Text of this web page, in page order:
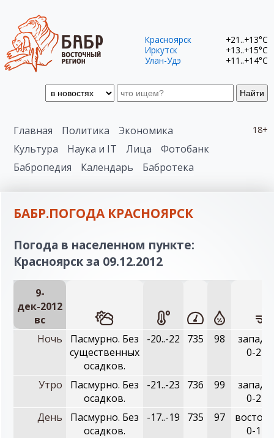
Найти
Красноярск
+21..+13°C
Иркутск
+13..+15°C
Улан-Удэ
+11..+14°C
18+
Главная Политика
Экономика
Культура
Наука и IT Лица
Фотобанк
Бабропедия
Календарь Бабротека
БАБР.ПОГОДА КРАСНОЯРСК
Погода в населенном пункте:
Красноярск за 09.12.2012
9-
дек-2012
вc
Ночь
Пасмурно. Без
существенных
осадков.
-20..-22 735 98
0-2
Утро
Пасмурно. Без
осадков.
-21..-23 736 99
0-2
День
Пасмурно. Без
осадков.
-17..-19 735 97
0-1